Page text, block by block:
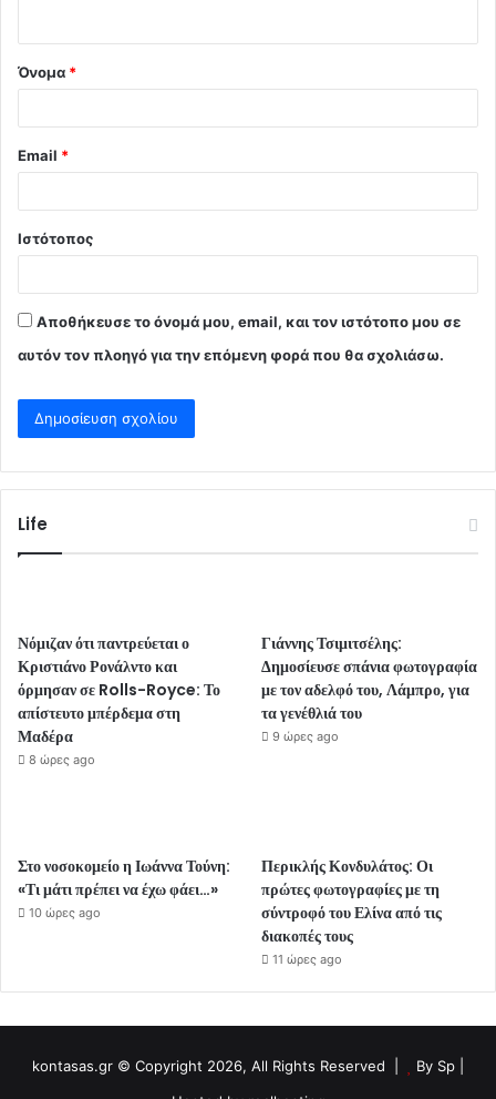
*
Όνομα *
Email *
Ιστότοπος
Αποθήκευσε το όνομά μου, email, και τον ιστότοπο μου σε
αυτόν τον πλοηγό για την επόμενη φορά που θα σχολιάσω.
Life
Νόμιζαν ότι παντρεύεται ο
Κριστιάνο Ρονάλντο και
όρμησαν σε Rolls-Royce: Το
απίστευτο μπέρδεμα στη
Μαδέρα
8 ώρες ago
Γιάννης Τσιμιτσέλης:
Δημοσίευσε σπάνια φωτογραφία
με τον αδελφό του, Λάμπρο, για
τα γενέθλιά του
9 ώρες ago
Στο νοσοκομείο η Ιωάννα Τούνη:
«Τι μάτι πρέπει να έχω φάει…»
10 ώρες ago
Περικλής Κονδυλάτος: Οι
πρώτες φωτογραφίες με τη
σύντροφό του Ελίνα από τις
διακοπές τους
11 ώρες ago
kontasas.gr © Copyright 2026, All Rights Reserved | By Sp